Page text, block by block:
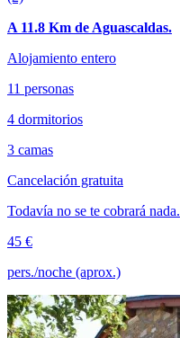
A 11.8 Km de Aguascaldas.
Alojamiento entero
11 personas
4 dormitorios
3 camas
Cancelación gratuita
Todavía no se te cobrará nada.
45 €
pers./noche (aprox.)